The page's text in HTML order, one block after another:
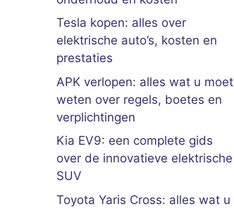
Tesla kopen: alles over
elektrische auto’s, kosten en
prestaties
APK verlopen: alles wat u moet
weten over regels, boetes en
verplichtingen
Kia EV9: een complete gids
over de innovatieve elektrische
SUV
Toyota Yaris Cross: alles wat u